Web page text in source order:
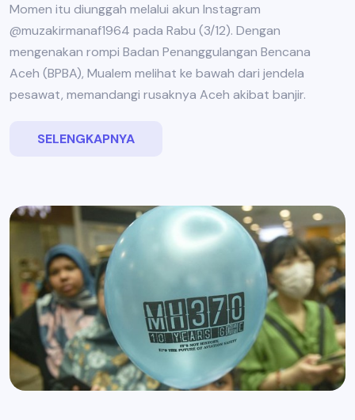
Momen itu diunggah melalui akun Instagram
@muzakirmanaf1964 pada Rabu (3/12). Dengan
mengenakan rompi Badan Penanggulangan Bencana
Aceh (BPBA), Mualem melihat ke bawah dari jendela
pesawat, memandangi rusaknya Aceh akibat banjir.
SELENGKAPNYA